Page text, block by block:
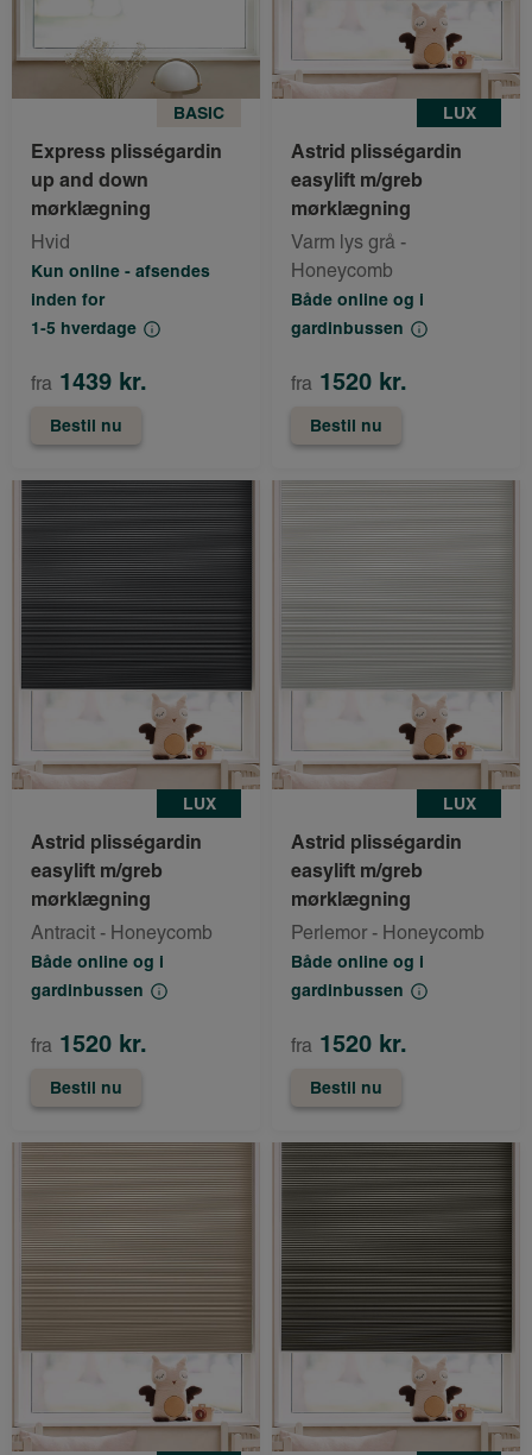
BASIC
Express plisségardin
up and down
mørklægning
Hvid
Kun online - afsendes
inden for
1-5 hverdage
fra 1439 kr.
Bestil nu
LUX
Astrid plisségardin
easylift m/greb
mørklægning
Varm lys grå -
Honeycomb
Både online og i
gardinbussen
fra 1520 kr.
Bestil nu
LUX
Astrid plisségardin
easylift m/greb
mørklægning
Antracit - Honeycomb
Både online og i
gardinbussen
fra 1520 kr.
Bestil nu
LUX
Astrid plisségardin
easylift m/greb
mørklægning
Perlemor - Honeycomb
Både online og i
gardinbussen
fra 1520 kr.
Bestil nu